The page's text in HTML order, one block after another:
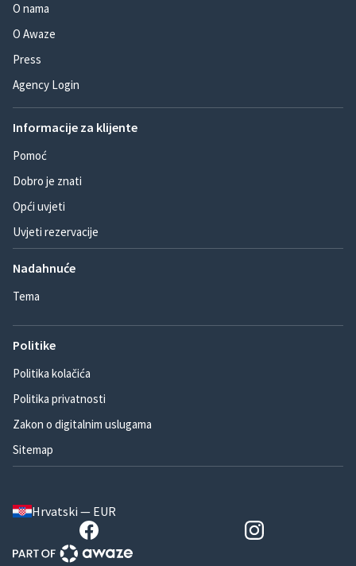
O nama
O Awaze
Press
Agency Login
Informacije za klijente
Pomoć
Dobro je znati
Opći uvjeti
Uvjeti rezervacije
Nadahnuće
Tema
Politike
Politika kolačića
Politika privatnosti
Zakon o digitalnim uslugama
Sitemap
Hrvatski — EUR